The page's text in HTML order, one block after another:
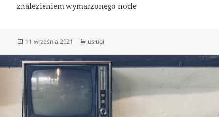
znalezieniem wymarzonego nocle
Data
11 września 2021 Kategorie
usługi